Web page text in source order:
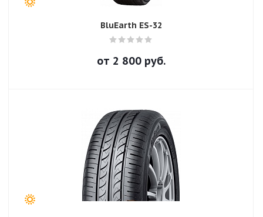
BluEarth ES-32
от 2 800руб.